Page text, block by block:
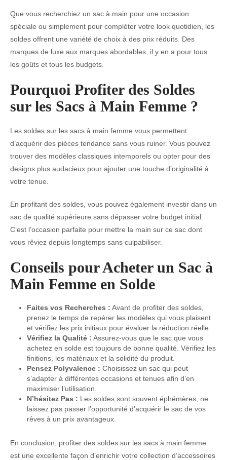
Que vous recherchiez un sac à main pour une occasion
spéciale ou simplement pour compléter votre look quotidien, les
soldes offrent une variété de choix à des prix réduits. Des
marques de luxe aux marques abordables, il y en a pour tous
les goûts et tous les budgets.
Pourquoi Profiter des Soldes
sur les Sacs à Main Femme ?
Les soldes sur les sacs à main femme vous permettent
d’acquérir des pièces tendance sans vous ruiner. Vous pouvez
trouver des modèles classiques intemporels ou opter pour des
designs plus audacieux pour ajouter une touche d’originalité à
votre tenue.
En profitant des soldes, vous pouvez également investir dans un
sac de qualité supérieure sans dépasser votre budget initial.
C’est l’occasion parfaite pour mettre la main sur ce sac dont
vous rêviez depuis longtemps sans culpabiliser.
Conseils pour Acheter un Sac à
Main Femme en Solde
Faites vos Recherches : Avant de profiter des soldes,
prenez le temps de repérer les modèles qui vous plaisent
et vérifiez les prix initiaux pour évaluer la réduction réelle.
Vérifiez la Qualité : Assurez-vous que le sac que vous
achetez en solde est toujours de bonne qualité. Vérifiez les
finitions, les matériaux et la solidité du produit.
Pensez Polyvalence : Choisissez un sac qui peut
s’adapter à différentes occasions et tenues afin d’en
maximiser l’utilisation.
N’hésitez Pas : Les soldes sont souvent éphémères, ne
laissez pas passer l’opportunité d’acquérir le sac de vos
rêves à un prix avantageux.
En conclusion, profiter des soldes sur les sacs à main femme
est une excellente façon d’enrichir votre collection d’accessoires